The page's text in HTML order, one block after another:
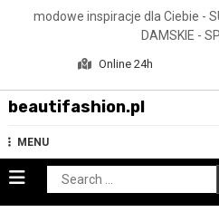
modowe inspiracje dla Ciebie -
DAMSKIE -
Online 24h
beautifashion.pl
MENU
Search
for: